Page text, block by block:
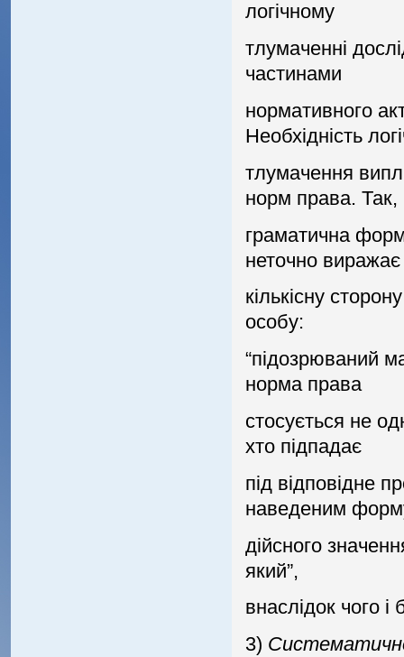
логiчному
тлумаченнi
частинами
нормативного
Необхiднiсть
тлумачення
норм права. Так,
граматична
неточно виражає
кiлькiсну
особу:
“пiдозрюваний
норма права
стосується не
хто пiдпадає
пiд вiдповiдне
наведеним
дiйсного
який”,
внаслiдок чого i
3)